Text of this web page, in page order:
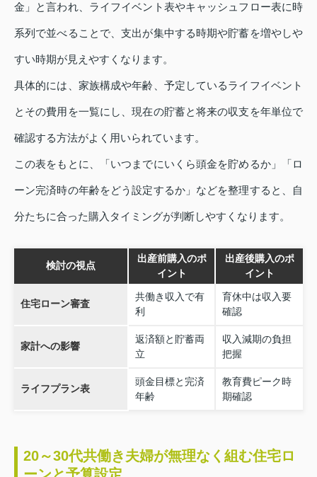
金」と言われ、ライフイベント表やキャッシュフロー表に時
系列で並べることで、支出が集中する時期や貯蓄を増やしや
すい時期が見えやすくなります。
具体的には、家族構成や年齢、予定しているライフイベント
とその費用を一覧にし、現在の貯蓄と将来の収支を年単位で
確認する方法がよく用いられています。
この表をもとに、「いつまでにいくら頭金を貯めるか」「ロ
ーン完済時の年齢をどう設定するか」などを整理すると、自
分たちに合った購入タイミングが判断しやすくなります。
検討の視点
出産前購入のポ
イント
出産後購入のポ
イント
住宅ローン審査
共働き収入で有
利
育休中は収入要
確認
家計への影響
返済額と貯蓄両
立
収入減期の負担
把握
ライフプラン表
頭金目標と完済
年齢
教育費ピーク時
期確認
20～30代共働き夫婦が無理なく組む住宅ロ